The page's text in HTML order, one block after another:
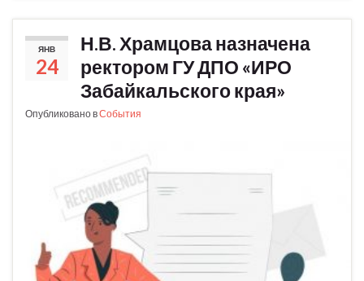
ЯНВ
24
Н.В. Храмцова назначена
ректором ГУ ДПО «ИРО
Забайкальского края»
Опубликовано вСобытия